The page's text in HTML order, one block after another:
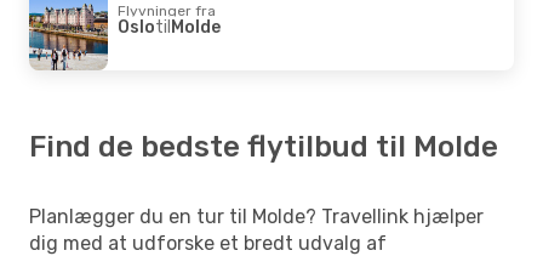
Flyvninger fra
OslotilMolde
Find de bedste flytilbud til Molde
Planlægger du en tur til Molde? Travellink hjælper
dig med at udforske et bredt udvalg af